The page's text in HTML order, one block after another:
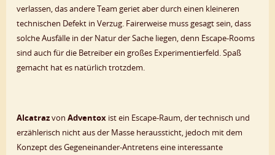
verlassen, das andere Team geriet aber durch einen kleineren
technischen Defekt in Verzug. Fairerweise muss gesagt sein, dass
solche Ausfälle in der Natur der Sache liegen, denn Escape-Rooms
sind auch für die Betreiber ein großes Experimentierfeld. Spaß
gemacht hat es natürlich trotzdem.
AlcatrazvonAdventox ist ein Escape-Raum, der technisch und
erzählerisch nicht aus der Masse heraussticht, jedoch mit dem
Konzept des Gegeneinander-Antretens eine interessante